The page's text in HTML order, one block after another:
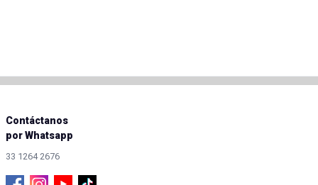
Contáctanos
por Whatsapp
33 1264 2676